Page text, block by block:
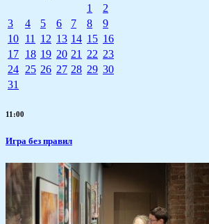
1
2
3
4 5 6 7 8
9
10 11 12 13 14 15 16
17 18 19 20 21 22 23
24 25 26 27 28 29 30
31
11:00
​Игра без правил